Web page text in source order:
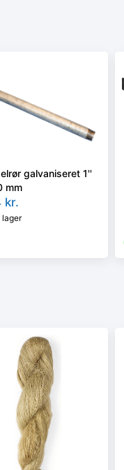
galvaniseret 1''
mm
kr.
lager